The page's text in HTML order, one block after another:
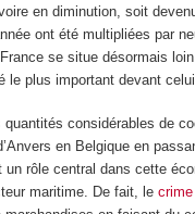
en diminution, soit
ont été multipliées par
se situe désormais
le plus important devant
considérables de
en Belgique en
un rôle central dans cette
maritime. De fait, le